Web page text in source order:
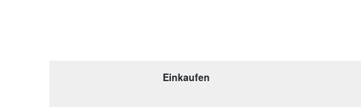
Einkaufen